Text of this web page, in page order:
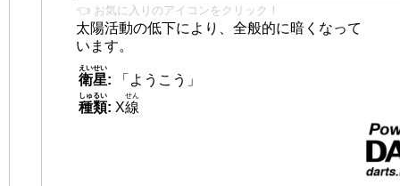
👈 お気に入りのアイコンをクリック！
太陽活動の低下により、全般的に暗くなって
います。
衛星
えいせい
:
「ようこう」
種類
しゅるい
: X線
せん